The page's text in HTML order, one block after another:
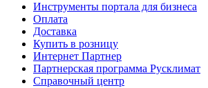
Инструменты портала для бизнеса
Оплата
Доставка
Купить в розницу
Интернет Партнер
Партнерская программа Русклимат
Справочный центр